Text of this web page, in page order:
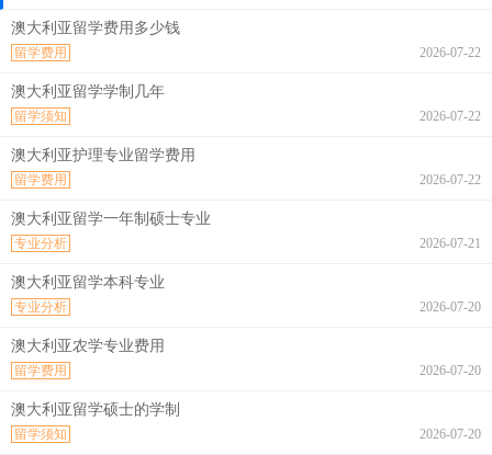
澳大利亚留学费用多少钱
2026-07-22
留学费用
澳大利亚留学学制几年
2026-07-22
留学须知
澳大利亚护理专业留学费用
2026-07-22
留学费用
澳大利亚留学一年制硕士专业
2026-07-21
专业分析
澳大利亚留学本科专业
2026-07-20
专业分析
澳大利亚农学专业费用
2026-07-20
留学费用
澳大利亚留学硕士的学制
2026-07-20
留学须知